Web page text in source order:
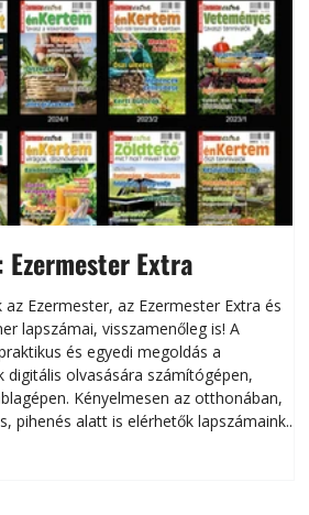
Extra
Ezermester, az Ezermester Extra és
lapszámai, visszamenőleg is! A
és egyedi megoldás a
olvasására számítógépen,
Kényelmesen az otthonában,
pihenés alatt is elérhetők lapszámaink.